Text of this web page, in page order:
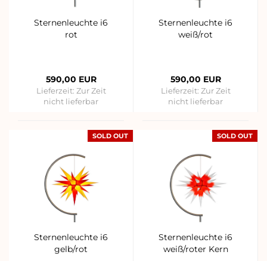
Sternenleuchte i6
rot
590,00 EUR
Lieferzeit: Zur Zeit
nicht lieferbar
Sternenleuchte i6
weiß/rot
590,00 EUR
Lieferzeit: Zur Zeit
nicht lieferbar
SOLD OUT
Sternenleuchte i6
gelb/rot
SOLD OUT
Sternenleuchte i6
weiß/roter Kern